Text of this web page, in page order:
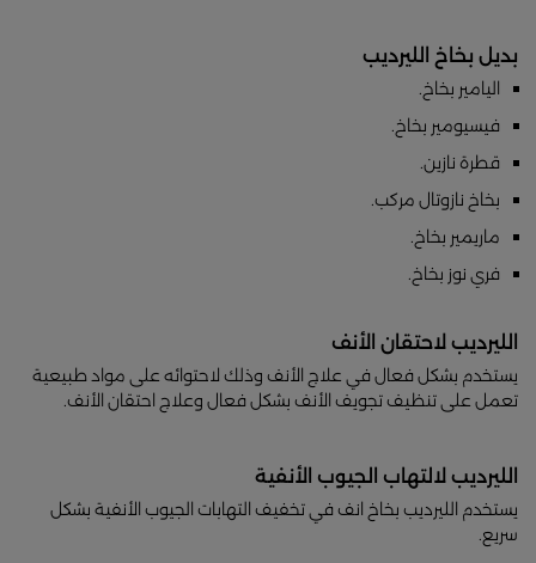
بديل بخاخ الليرديب
اليامير بخاخ.
فيسيومير بخاخ.
قطرة نازين.
بخاخ نازوتال مركب.
ماريمير بخاخ.
فري نوز بخاخ.
الليرديب لاحتقان الأنف
يستخدم بشكل فعال في علاج الأنف وذلك لاحتوائه على مواد طبيعية
تعمل على تنظيف تجويف الأنف بشكل فعال وعلاج احتقان الأنف.
الليرديب لالتهاب الجيوب الأنفية
يستخدم الليرديب بخاخ انف في تخفيف التهابات الجيوب الأنفية بشكل
سريع.